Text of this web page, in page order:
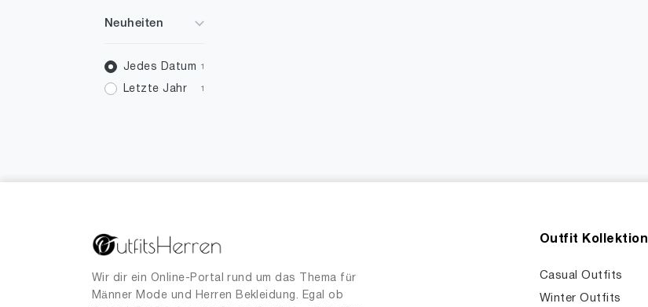
Neuheiten
Jedes Datum 1
Letzte Jahr 1
Wir dir ein Online-Portal rund um das Thema für
Männer Mode und Herren Bekleidung. Egal ob
Outfit Kollektion
Casual Outfits
Winter Outfits